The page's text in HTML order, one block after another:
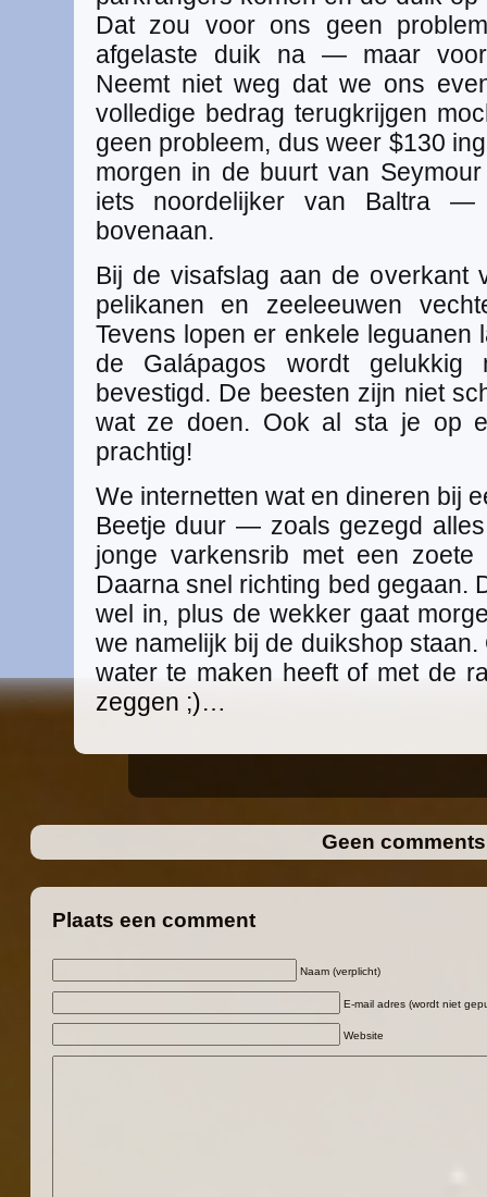
Dat zou voor ons geen
afgelaste duik na — maar
Neemt niet weg dat we ons
volledige bedrag terugkrijgen
geen probleem, dus weer $130
morgen in de buurt van
iets noordelijker van Baltra
bovenaan.
Bij de visafslag aan de overkant
pelikanen en zeeleeuwen
Tevens lopen er enkele leguanen
de Galápagos wordt
bevestigd. De beesten zijn niet
wat ze doen. Ook al sta je op
prachtig!
We internetten wat en dineren bij
Beetje duur — zoals gezegd
jonge varkensrib met een
Daarna snel richting bed gegaan.
wel in, plus de wekker gaat
we namelijk bij de duikshop
water te maken heeft of met de
zeggen ;)…
Geen
Plaats een comment
Naam (verplicht)
E-mail adres (wordt niet
Website